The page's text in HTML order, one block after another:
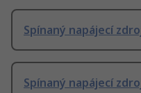
Spínaný napájecí
Spínaný napájecí